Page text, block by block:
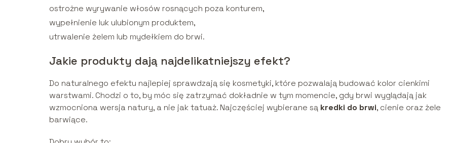
ostrożne wyrywanie włosów rosnących poza konturem,
wypełnienie luk ulubionym produktem,
utrwalenie żelem lub mydełkiem do brwi.
Jakie produkty dają najdelikatniejszy efekt?
Do naturalnego efektu najlepiej sprawdzają się kosmetyki, które pozwalają budować kolor cienkimi
warstwami. Chodzi o to, by móc się zatrzymać dokładnie w tym momencie, gdy brwi wyglądają jak
wzmocniona wersja natury, a nie jak tatuaż. Najczęściej wybierane są kredki do brwi, cienie oraz żele
barwiące.